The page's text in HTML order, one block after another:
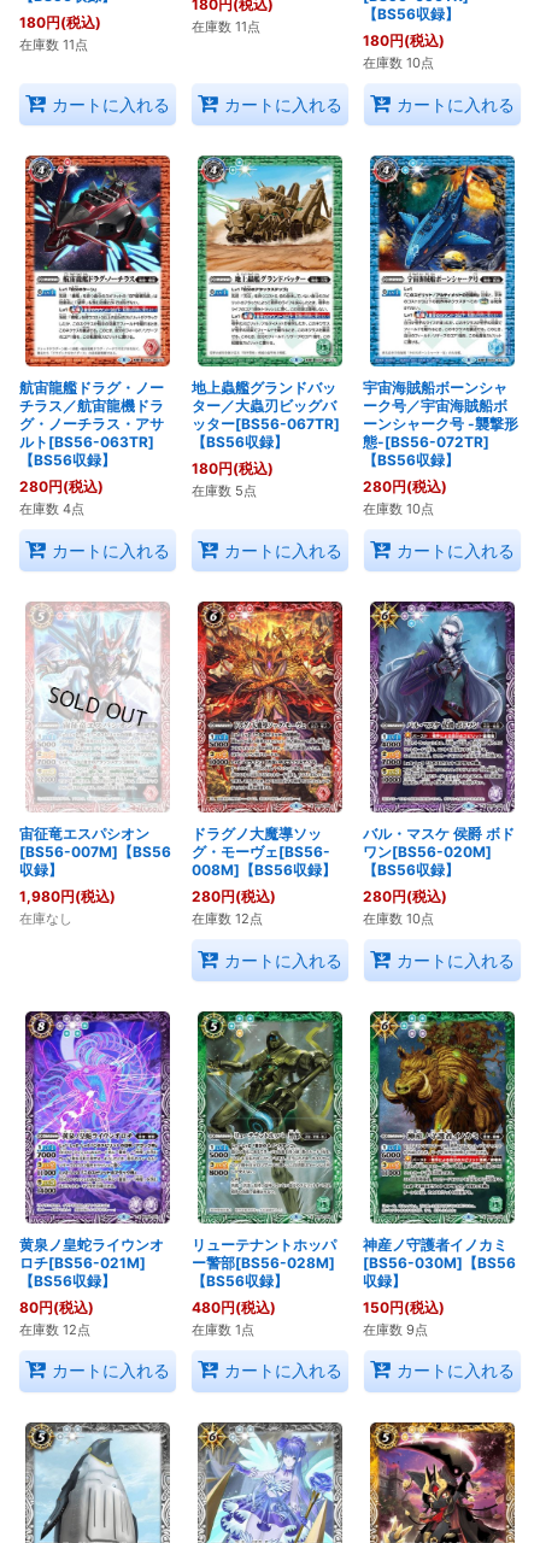
180円(税込)
在庫数 11点
カートに入れる
180円 (税込)
在庫数 11点
カートに入れる
【BS56収録】
180円(税込)
在庫数 10点
カートに入れる
航宙龍艦ドラグ・ノー
チラス／航宙龍機ドラ
グ・ノーチラス・アサ
ルト[BS56-063TR]
【BS56収録】
280円(税込)
在庫数 4点
カートに入れる
地上蟲艦グランドバッ
ター／大蟲刃ビッグバ
ッター[BS56-067TR]
【BS56収録】
180円(税込)
在庫数 5点
カートに入れる
宇宙海賊船ボーンシャ
ーク号／宇宙海賊船ボ
ーンシャーク号 -襲撃形
態-[BS56-072TR]
【BS56収録】
280円(税込)
在庫数 10点
カートに入れる
宙征竜エスパシオン
[BS56-007M]【BS56
収録】
1,980円(税込)
在庫なし
ドラグノ大魔導ソッ
グ・モーヴェ[BS56-
008M]【BS56収録】
280円(税込)
在庫数 12点
カートに入れる
バル・マスケ 侯爵 ボド
ワン[BS56-020M]
【BS56収録】
280円(税込)
在庫数 10点
カートに入れる
黄泉ノ皇蛇ライウンオ
ロチ[BS56-021M]
【BS56収録】
80円(税込)
在庫数 12点
カートに入れる
リューテナントホッパ
ー警部[BS56-028M]
【BS56収録】
480円(税込)
在庫数 1点
カートに入れる
神産ノ守護者イノカミ
[BS56-030M]【BS56
収録】
150円(税込)
在庫数 9点
カートに入れる